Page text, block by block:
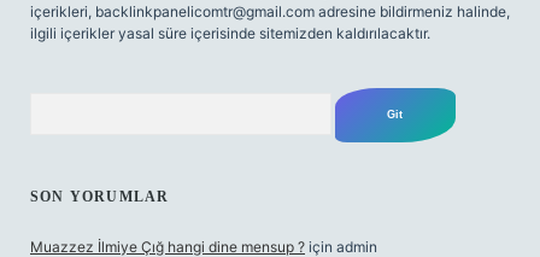
içerikleri, backlinkpanelicomtr@gmail.com adresine bildirmeniz halinde,
ilgili içerikler yasal süre içerisinde sitemizden kaldırılacaktır.
SON YORUMLAR
Muazzez İlmiye Çığ hangi dine mensup ? için admin